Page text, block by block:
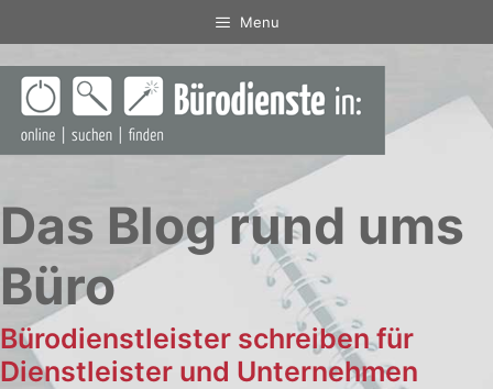
Inhalt
springen
Menu
Das Blog rund ums
Büro
Bürodienstleister schreiben für
Dienstleister und Unternehmen